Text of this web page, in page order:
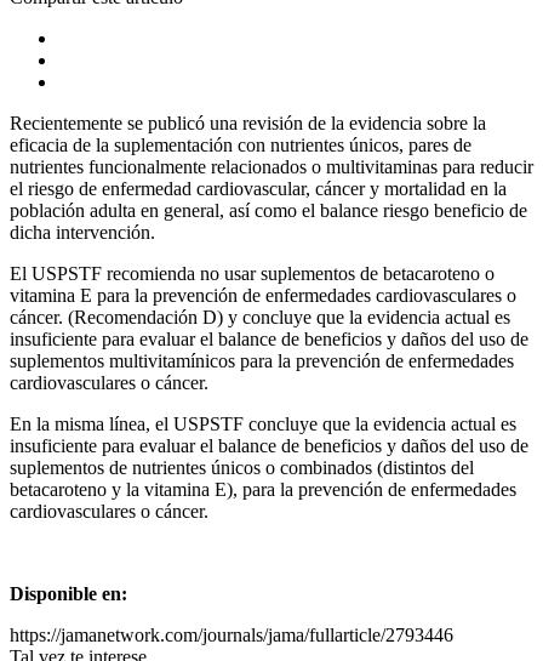
Recientemente se publicó una revisión de la evidencia sobre la
eficacia de la suplementación con nutrientes únicos, pares de
nutrientes funcionalmente relacionados o multivitaminas para reducir
el riesgo de enfermedad cardiovascular, cáncer y mortalidad en la
población adulta en general, así como el balance riesgo beneficio de
dicha intervención.
El USPSTF recomienda no usar suplementos de betacaroteno o
vitamina E para la prevención de enfermedades cardiovasculares o
cáncer. (Recomendación D) y concluye que la evidencia actual es
insuficiente para evaluar el balance de beneficios y daños del uso de
suplementos multivitamínicos para la prevención de enfermedades
cardiovasculares o cáncer.
En la misma línea, el USPSTF concluye que la evidencia actual es
insuficiente para evaluar el balance de beneficios y daños del uso de
suplementos de nutrientes únicos o combinados (distintos del
betacaroteno y la vitamina E), para la prevención de enfermedades
cardiovasculares o cáncer.
Disponible en:
https://jamanetwork.com/journals/jama/fullarticle/2793446
Tal vez te interese